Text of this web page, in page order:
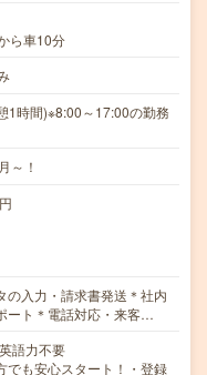
ら車10分
時間)※8:00～17:00の勤務
～！
の入力・請求書発送＊社内
ート＊電話対応・来客…
語力不要
でも安心スタート！・登録